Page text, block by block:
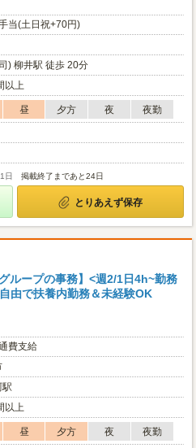
当(土日祝+70円)
) 柳井駅 徒歩 20分
以上
昼 夕方 夜
夜勤
日 掲載終了まであと24日
とりあえず保存
ループの事務】<週2/1日4h~勤務
由で扶養内勤務＆未経験OK
費支給
以上
昼 夕方 夜 夜勤